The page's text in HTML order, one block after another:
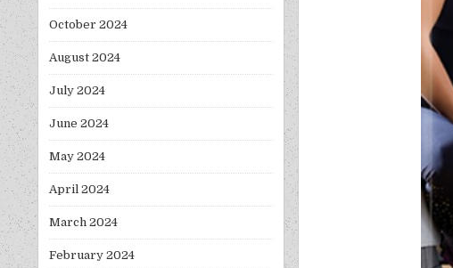
October 2024
August 2024
July 2024
June 2024
May 2024
April 2024
March 2024
February 2024